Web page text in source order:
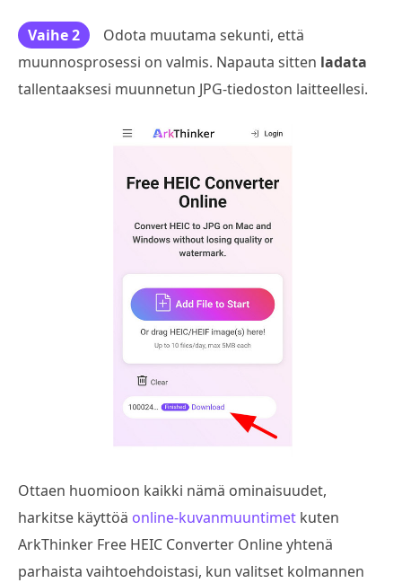
Vaihe 2
Odota muutama sekunti, että
muunnosprosessi on valmis. Napauta sitten ladata
tallentaaksesi muunnetun JPG-tiedoston laitteellesi.
Ottaen huomioon kaikki nämä ominaisuudet,
harkitse käyttöä online-kuvanmuuntimet kuten
ArkThinker Free HEIC Converter Online yhtenä
parhaista vaihtoehdoistasi, kun valitset kolmannen